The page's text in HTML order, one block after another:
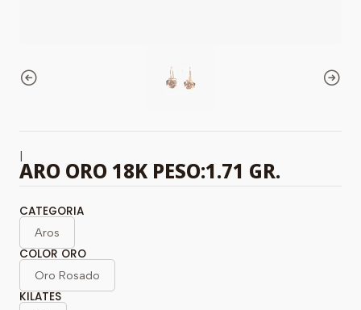
|
ARO ORO 18K PESO:1.71 GR.
CATEGORIA
Aros
COLOR ORO
Oro Rosado
KILATES